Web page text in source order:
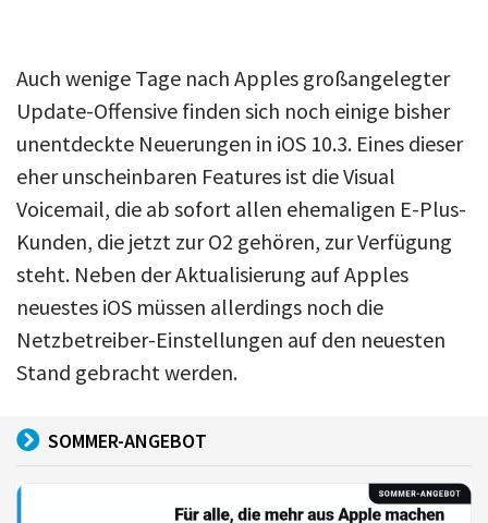
Auch wenige Tage nach Apples großangelegter
Update-Offensive finden sich noch einige bisher
unentdeckte Neuerungen in iOS 10.3. Eines dieser
eher unscheinbaren Features ist die Visual
Voicemail, die ab sofort allen ehemaligen E-Plus-
Kunden, die jetzt zur O2 gehören, zur Verfügung
steht. Neben der Aktualisierung auf Apples
neuestes iOS müssen allerdings noch die
Netzbetreiber-Einstellungen auf den neuesten
Stand gebracht werden.
SOMMER-ANGEBOT